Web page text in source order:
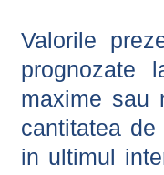
Valorile
prognozate
maxime sau
cantitatea
in ultimul